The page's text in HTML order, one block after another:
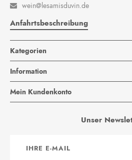
 wein@lesamisduvin.de
Anfahrtsbeschreibung
Kategorien
Information
Mein Kundenkonto
Unser
zum